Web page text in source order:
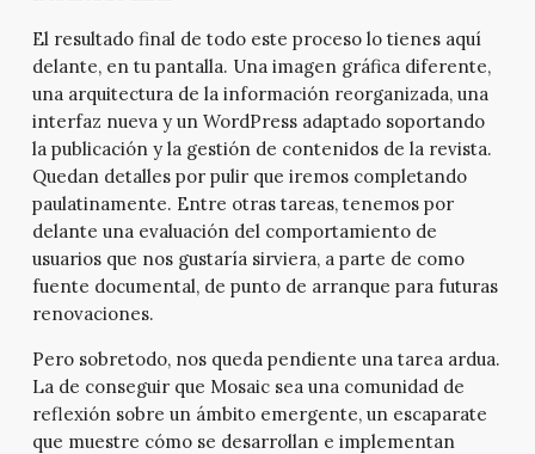
El resultado final de todo este proceso lo tienes aquí
delante, en tu pantalla. Una imagen gráfica diferente,
una arquitectura de la información reorganizada, una
interfaz nueva y un WordPress adaptado soportando
la publicación y la gestión de contenidos de la revista.
Quedan detalles por pulir que iremos completando
paulatinamente. Entre otras tareas, tenemos por
delante una evaluación del comportamiento de
usuarios que nos gustaría sirviera, a parte de como
fuente documental, de punto de arranque para futuras
renovaciones.
Pero sobretodo, nos queda pendiente una tarea ardua.
La de conseguir que Mosaic sea una comunidad de
reflexión sobre un ámbito emergente, un escaparate
que muestre cómo se desarrollan e implementan